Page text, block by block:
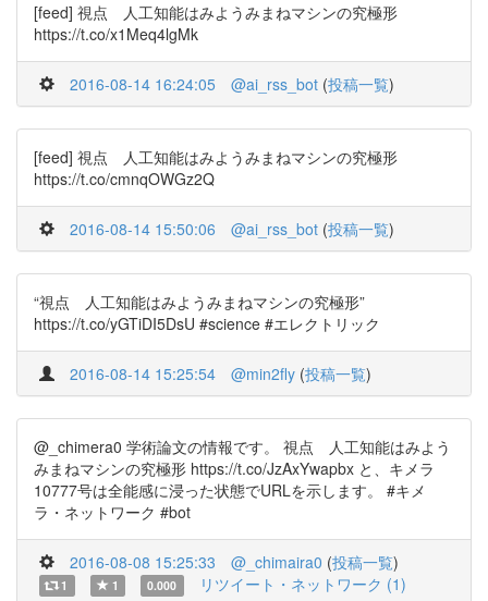
[feed] 視点 人工知能はみようみまねマシンの究極形
https://t.co/x1Meq4lgMk
2016-08-14 16:24:05 @ai_rss_bot (投稿一覧)
[feed] 視点 人工知能はみようみまねマシンの究極形
https://t.co/cmnqOWGz2Q
2016-08-14 15:50:06 @ai_rss_bot (投稿一覧)
“視点 人工知能はみようみまねマシンの究極形”
https://t.co/yGTiDI5DsU #science #エレクトリック
2016-08-14 15:25:54 @min2fly (投稿一覧)
@_chimera0 学術論文の情報です。 視点 人工知能はみよう
みまねマシンの究極形 https://t.co/JzAxYwapbx と、キメラ
10777号は全能感に浸った状態でURLを示します。 #キメ
ラ・ネットワーク #bot
2016-08-08 15:25:33 @_chimaira0 (投稿一覧)
1 1 0.000 リツイート・ネットワーク (1)